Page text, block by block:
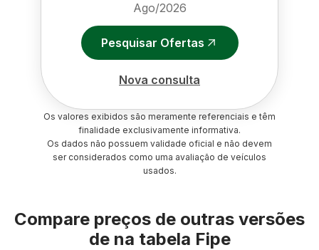
Ago/2026
Pesquisar Ofertas
Nova consulta
Os valores exibidos são meramente referenciais e têm
finalidade exclusivamente informativa.
Os dados não possuem validade oficial e não devem
ser considerados como uma avaliação de veículos
usados.
Compare preços de outras versões
de na tabela Fipe